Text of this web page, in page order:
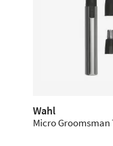
Wahl
Micro